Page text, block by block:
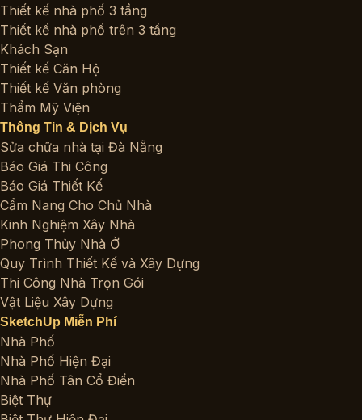
Thiết kế nhà phố 3 tầng
Thiết kế nhà phố trên 3 tầng
Khách Sạn
Thiết kế Căn Hộ
Thiết kế Văn phòng
Thẩm Mỹ Viện
Thông Tin & Dịch Vụ
Sửa chữa nhà tại Đà Nẵng
Báo Giá Thi Công
Báo Giá Thiết Kế
Cẩm Nang Cho Chủ Nhà
Kinh Nghiệm Xây Nhà
Phong Thủy Nhà Ở
Quy Trình Thiết Kế và Xây Dựng
Thi Công Nhà Trọn Gói
Vật Liệu Xây Dựng
SketchUp Miễn Phí
Nhà Phố
Nhà Phố Hiện Đại
Nhà Phố Tân Cổ Điển
Biệt Thự